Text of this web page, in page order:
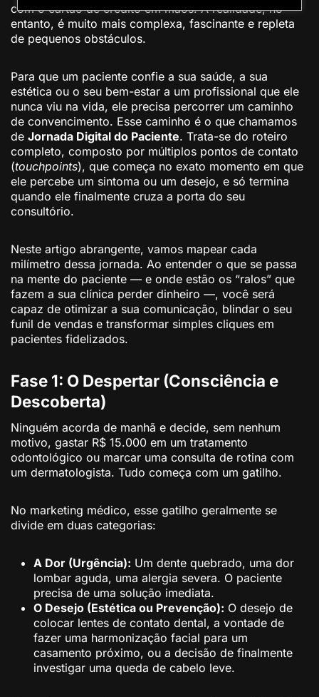
com o cartão de crédito em mãos. A realidade, no
entanto, é muito mais complexa, fascinante e repleta
de pequenos obstáculos.
Para que um paciente confie a sua saúde, a sua
estética ou o seu bem-estar a um profissional que ele
nunca viu na vida, ele precisa percorrer um caminho
de convencimento. Esse caminho é o que chamamos
de Jornada Digital do Paciente. Trata-se do roteiro
completo, composto por múltiplos pontos de contato
(touchpoints), que começa no exato momento em que
ele percebe um sintoma ou um desejo, e só termina
quando ele finalmente cruza a porta do seu
consultório.
Neste artigo abrangente, vamos mapear cada
milímetro dessa jornada. Ao entender o que se passa
na mente do paciente — e onde estão os “ralos” que
fazem a sua clínica perder dinheiro —, você será
capaz de otimizar a sua comunicação, blindar o seu
funil de vendas e transformar simples cliques em
pacientes fidelizados.
Fase 1: O Despertar (Consciência e
Descoberta)
Ninguém acorda de manhã e decide, sem nenhum
motivo, gastar R$ 15.000 em um tratamento
odontológico ou marcar uma consulta de rotina com
um dermatologista. Tudo começa com um gatilho.
No marketing médico, esse gatilho geralmente se
divide em duas categorias:
A Dor (Urgência): Um dente quebrado, uma dor
lombar aguda, uma alergia severa. O paciente
precisa de uma solução imediata.
O Desejo (Estética ou Prevenção): O desejo de
colocar lentes de contato dental, a vontade de
fazer uma harmonização facial para um
casamento próximo, ou a decisão de finalmente
investigar uma queda de cabelo leve.